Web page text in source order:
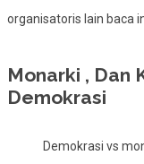
organisatoris lain baca
Monarki , Dan
Demokrasi
Demokrasi vs